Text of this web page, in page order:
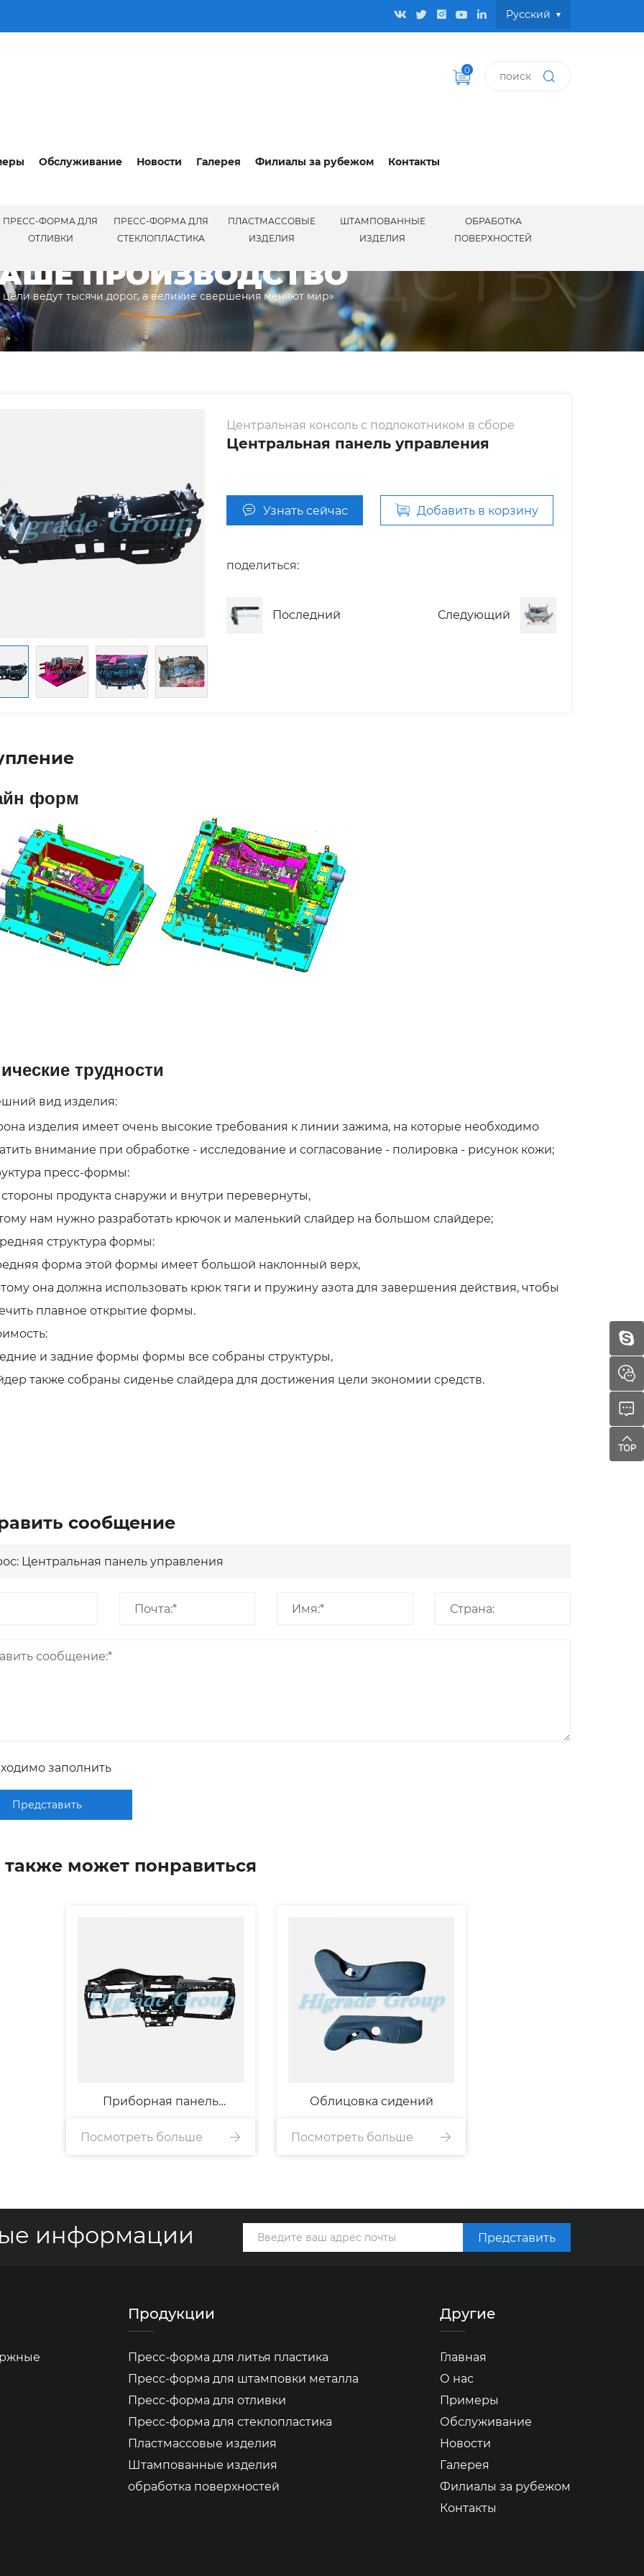
Pусский
0
Обслуживание Новости Галерея Филиалы за рубежом Контакты
ПРЕСС-ФОРМА ДЛЯ
ОТЛИВКИ
ПРЕСС-ФОРМА ДЛЯ
СТЕКЛОПЛАСТИКА
ПЛАСТМАССОВЫЕ
ИЗДЕЛИЯ
ШТАМПОВАННЫЕ
ИЗДЕЛИЯ
ОБРАБОТКА
ПОВЕРХНОСТЕЙ
ПРОИЗВОДСТВО
цели ведут тысячи дорог, а великие свершения меняют мир»
Центральная консоль с подлокотником в сборе
Центральная панель управления
Узнать сейчас Добавить в корзину
поделиться:
Последний Следующий
форм
трудности
вид изделия:
изделия имеет очень высокие требования к линии зажима, на которые необходимо
внимание при обработке - исследование и согласование - полировка - рисунок кожи;
пресс-формы:
продукта снаружи и внутри перевернуты,
нам нужно разработать крючок и маленький слайдер на большом слайдере;
структура формы:
форма этой формы имеет большой наклонный верх,
она должна использовать крюк тяги и пружину азота для завершения действия, чтобы
плавное открытие формы.
и задние формы формы все собраны структуры,
также собраны сиденье слайдера для достижения цели экономии средств.
сообщение
заполнить
Представить
может понравиться
Приборная панель
автомобиля
Посмотреть больше
Облицовка сидений
Посмотреть больше
информации Представить
Продукции
Пресс-форма для литья пластика
Пресс-форма для штамповки металла
Пресс-форма для отливки
Пресс-форма для стеклопластика
Пластмассовые изделия
Штампованные изделия
обработка поверхностей
Другие
Главная
О нас
Примеры
Обслуживание
Новости
Галерея
Филиалы за рубежом
Контакты